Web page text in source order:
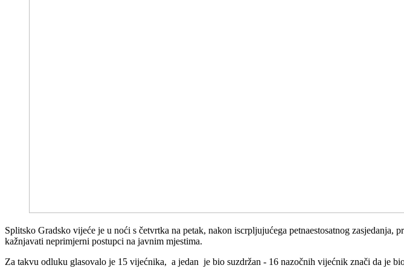
Splitsko Gradsko vijeće je u noći s četvrtka na petak, nakon iscrpljujućega petnaestosatnog
kažnjavati neprimjerni postupci na javnim mjestima.
Za takvu odluku glasovalo je 15 vijećnika, a jedan je bio suzdržan - 16 nazočnih vijećnik znači da je